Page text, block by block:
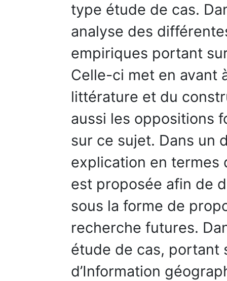
type étude de cas.
analyse des
empiriques portant
Celle-ci met en avant
littérature et du
aussi les oppositions
sur ce sujet. Dans un
explication en termes
est proposée afin de
sous la forme de
recherche futures.
étude de cas, portant
d’Information